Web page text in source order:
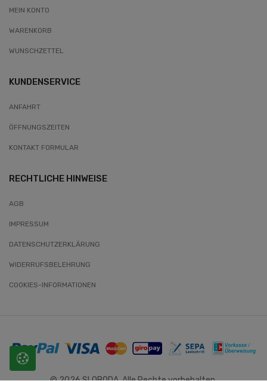
MEIN KONTO
WARENKORB
WUNSCHZETTEL
KUNDENSERVICE
ANFAHRT
ÖFFNUNGSZEITEN
KONTAKT FORMULAR
RECHTLICHE HINWEISE
AGB
IMPRESSUM
DATENSCHUTZERKLÄRUNG
WIDERRUFSBELEHRUNG
COOKIES-INFORMATIONEN